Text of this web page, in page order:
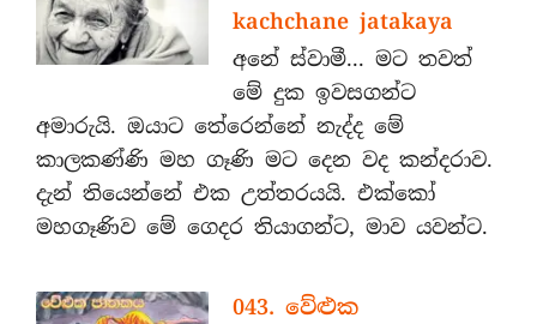
kachchane jatakaya
අනේ ස්වාමී... මට තවත්
මේ දුක ඉවසගන්ට
අමාරුයි. ඔයාට තේරෙන්නේ නැද්ද මේ
කාලකණ්ණි මහ ගෑණි මට දෙන වද කන්දරාව.
දැන් තියෙන්නේ එක උත්තරයයි. එක්කෝ
මහගෑණිව මේ ගෙදර තියාගන්ට, මාව යවන්ට.
043. වේළුක